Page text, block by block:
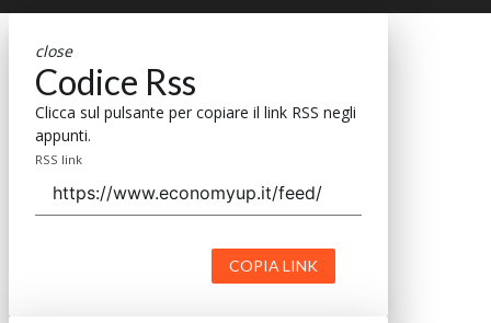
close
Codice Rss
Clicca sul pulsante per copiare il link RSS negli
appunti.
RSS link
COPIA LINK